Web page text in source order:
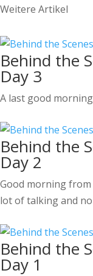
Weitere Artikel
Behind the
Day 3
A last good
Behind the
Day 2
Good morning from
lot of talking and
Behind the
Day 1